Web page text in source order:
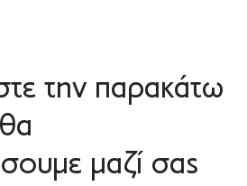
την παρακάτω
μαζί σας